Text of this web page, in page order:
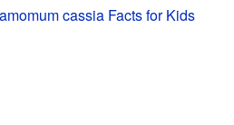
cassia Facts for Kids